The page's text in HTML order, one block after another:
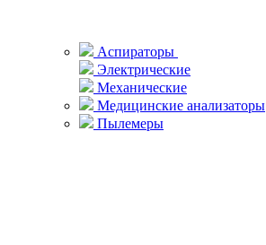
Аспираторы
Электрические
Механические
Медицинские анализаторы
Пылемеры